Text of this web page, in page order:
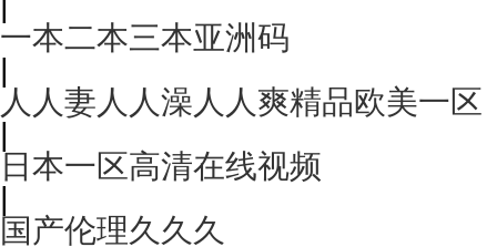
一本二本三本亚洲码
|
人人妻人人澡人人爽精品欧美一区
|
日本一区高清在线视频
|
国产伦理久久久